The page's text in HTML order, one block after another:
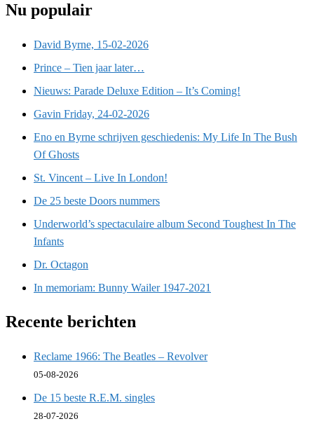
Nu populair
David Byrne, 15-02-2026
Prince – Tien jaar later…
Nieuws: Parade Deluxe Edition – It’s Coming!
Gavin Friday, 24-02-2026
Eno en Byrne schrijven geschiedenis: My Life In The Bush
Of Ghosts
St. Vincent – Live In London!
De 25 beste Doors nummers
Underworld’s spectaculaire album Second Toughest In The
Infants
Dr. Octagon
In memoriam: Bunny Wailer 1947-2021
Recente berichten
Reclame 1966: The Beatles – Revolver
05-08-2026
De 15 beste R.E.M. singles
28-07-2026